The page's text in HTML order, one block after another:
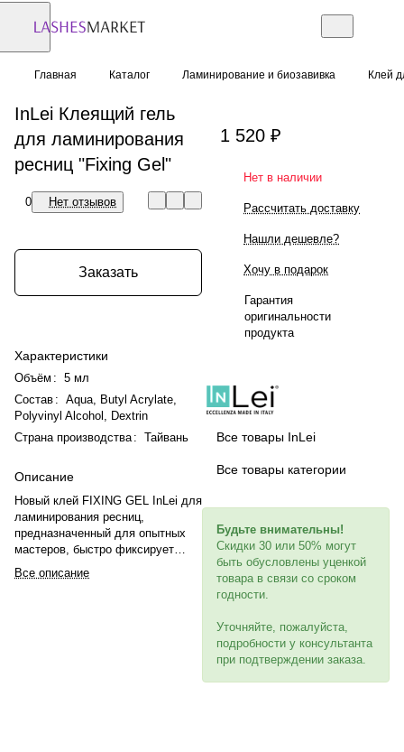
Главная Каталог Ламинирование и биозавивка Клей
InLei Клеящий гель
для ламинирования
ресниц "Fixing Gel"
0 Нет отзывов
Заказать
Характеристики
Объём : 5 мл
Состав : Aqua, Butyl Acrylate,
Polyvinyl Alcohol, Dextrin
Страна производства : Тайвань
Описание
Новый клей FIXING GEL InLei для
ламинирования ресниц,
предназначенный для опытных
мастеров, быстро фиксирует
ресницы, имеет гелевую
консистенцию, легко наносится и
Все описание
1 520 ₽
Нет в наличии
Рассчитать доставку
Нашли дешевле?
Хочу в подарок
Гарантия
оригинальности
продукта
Все товары InLei
Все товары категории
Будьте внимательны!
Скидки 30 или 50% могут
быть обусловлены уценкой
товара в связи со сроком
годности.
Уточняйте, пожалуйста,
подробности у консультанта
при подтверждении заказа.